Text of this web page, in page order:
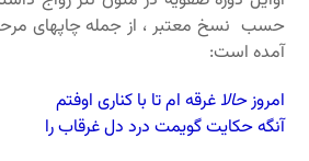
حسب نسخ معتبر ، از جمله چاپهای
آمده است:
امروزحالا غرقه ام تا با کناری اوفتم
آنگه حکایت گویمت درد دل غرقاب را